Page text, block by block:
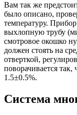
Вам так же
было описано,
температуру.
выхлопную трубу
смотровое окошко
должен стоять на
отверткой,
поворачивается
1.5±0.5%.
Система